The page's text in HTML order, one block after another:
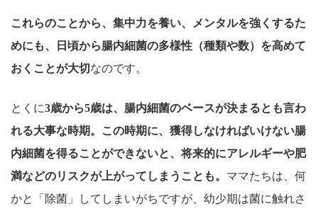
これらのことから、集中力を養い、メンタルを強くするた
めにも、日頃から腸内細菌の多様性（種類や数）を高めて
おくことが大切 なのです。
とくに3歳から5歳は、腸内細菌のベースが決まるとも言わ
れる大事な時期。この時期に、獲得しなければいけない腸
内細菌を得ることができないと、将来的にアレルギーや肥
満などのリスクが上がってしまうことも。 ママたちは、何
かと「除菌」してしまいがちですが、幼少期は菌に触れさ